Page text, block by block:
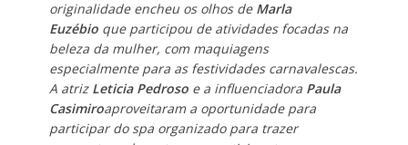
originalidade encheu os olhos de Marla
Euzébioque participou de atividades focadas na
beleza da mulher, com maquiagens
especialmente para as festividades carnavalescas.
A atriz Leticia Pedrosoe a influenciadora Paula
Casimiroaproveitaram a oportunidade para
participar do spa organizado para trazer